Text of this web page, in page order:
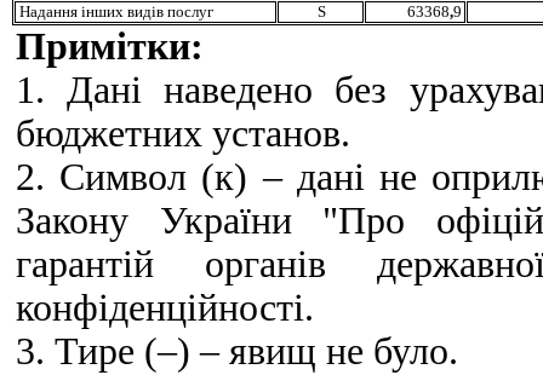
Надання інших видів послуг
S 63368,9
Примітки:
1.Дані наведено без
бюджетних установ.
2. Символ (к) – дані не
Закону України "Про
гарантій органів
конфіденційності.
3. Тире (–) – явищ не було.